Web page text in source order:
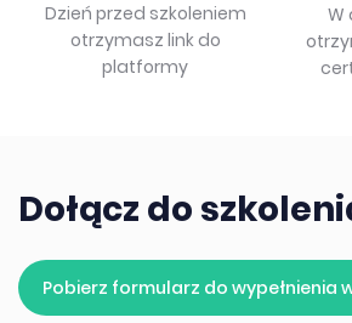
Dzień przed szkoleniem
otrzymasz link do
platformy
W
Dołącz do
Pobierz formularz do wypełnienia